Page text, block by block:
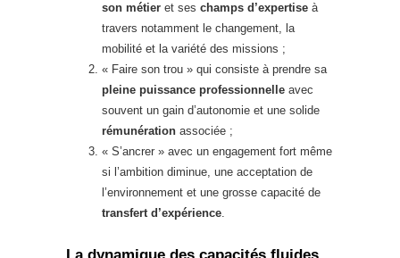
son métier et ses champs d’expertise à
travers notamment le changement, la
mobilité et la variété des missions ;
« Faire son trou » qui consiste à prendre sa
pleine puissance professionnelle avec
souvent un gain d’autonomie et une solide
rémunération associée ;
« S’ancrer » avec un engagement fort même
si l’ambition diminue, une acceptation de
l’environnement et une grosse capacité de
transfert d’expérience